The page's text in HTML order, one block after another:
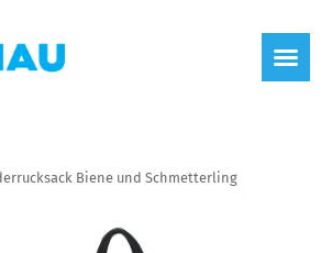
Biene und Schmetterling